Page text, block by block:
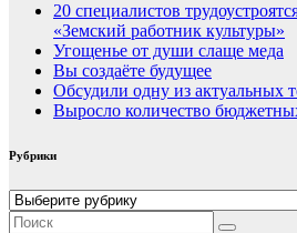
20 специалистов
«Земский работник культуры»
Угощенье от души слаще меда
Вы создаёте будущее
Обсудили одну из актуальных
Выросло количество
Рубрики
Рубрики